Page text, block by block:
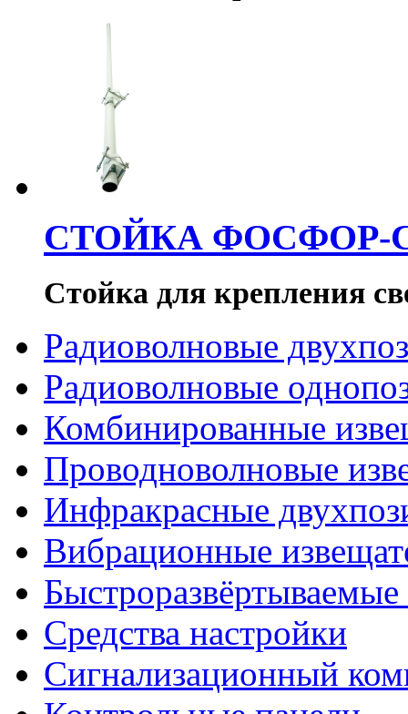
СТОЙКА ФОСФОР-
Стойка для крепления
Радиоволновые
Радиоволновые
Комбинированные
Проводноволновые
Инфракрасные
Вибрационные
Средства настройки
Сигнализационный